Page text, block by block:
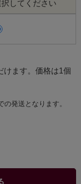
択してください
けます。価格は1個
発送となります。